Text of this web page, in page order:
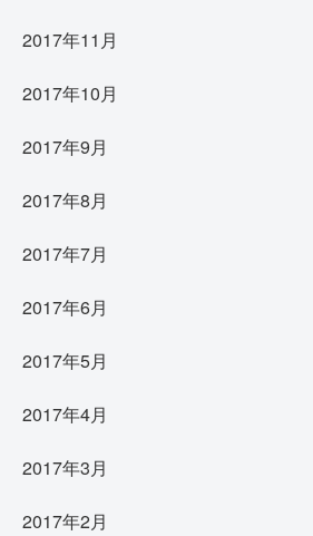
2017年11月
2017年10月
2017年9月
2017年8月
2017年7月
2017年6月
2017年5月
2017年4月
2017年3月
2017年2月